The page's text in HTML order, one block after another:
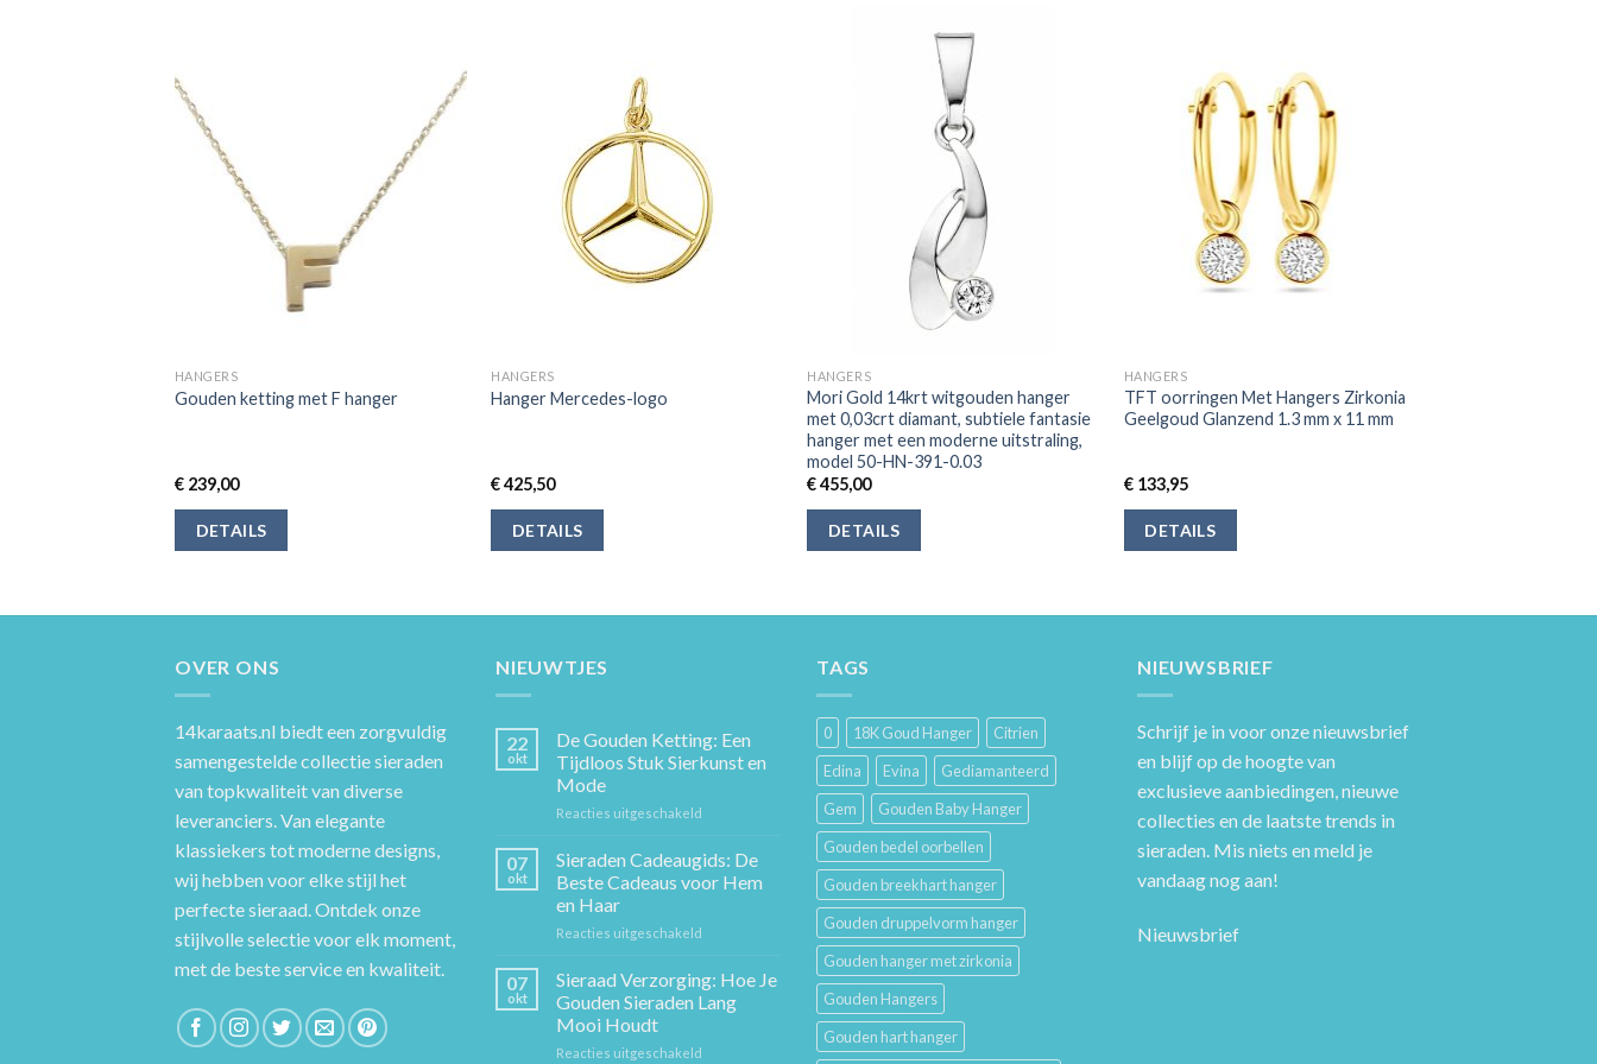
HANGERS
Gouden ketting met F hanger
€239,00
DETAILS
HANGERS
Hanger Mercedes-logo
€425,50
DETAILS
HANGERS
Mori Gold 14krt witgouden hanger
met 0,03crt diamant, subtiele fantasie
hanger met een moderne uitstraling,
model 50-HN-391-0.03
€455,00
DETAILS
HANGERS
TFT oorringen Met Hangers Zirkonia
Geelgoud Glanzend 1.3 mm x 11 mm
€133,95
DETAILS
OVER ONS
14karaats.nl biedt een zorgvuldig
samengestelde collectie sieraden
van topkwaliteit van diverse
leveranciers. Van elegante
klassiekers tot moderne designs,
wij hebben voor elke stijl het
perfecte sieraad. Ontdek onze
stijlvolle selectie voor elk moment,
met de beste service en kwaliteit.
NIEUWTJES
22
okt
De Gouden Ketting: Een
Tijdloos Stuk Sierkunst en
Mode
Reacties uitgeschakeld
Gouden
Een
Mode
07
okt
Sieraden Cadeaugids: De
Beste Cadeaus voor Hem
en Haar
Reacties uitgeschakeld
Cadeaugids:
De
Beste
07
okt
Sieraad Verzorging: Hoe Je
Gouden Sieraden Lang
Mooi Houdt
Reacties uitgeschakeld
TAGS
0 18K Goud Hanger
Citrien
Edina
Evina
Gediamanteerd
Gem
Gouden Baby Hanger
Gouden bedel oorbellen
Gouden breekhart hanger
Gouden druppelvorm hanger
Gouden hanger met zirkonia
Gouden Hangers
Gouden hart hanger
NIEUWSBRIEF
Schrijf je in voor onze nieuwsbrief
en blijf op de hoogte van
exclusieve aanbiedingen, nieuwe
collecties en de laatste trends in
sieraden. Mis niets en meld je
vandaag nog aan!
Nieuwsbrief